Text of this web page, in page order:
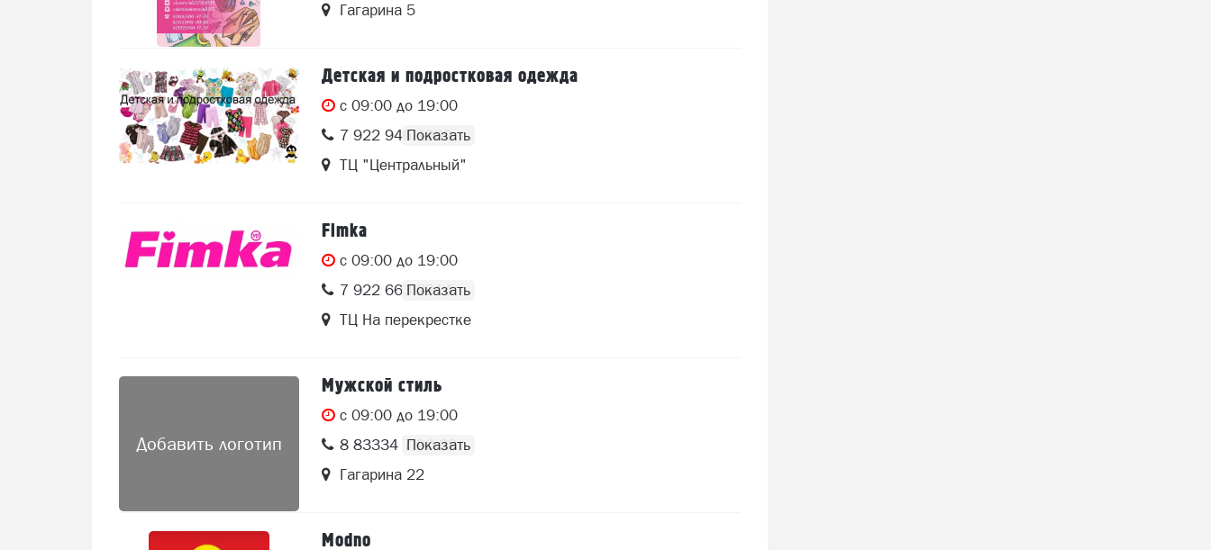
Гагарина 5
Детская и подростковая одежда
c 09:00 до 19:00
7 922 946 1989
ТЦ "Центральный"
Fimka
c 09:00 до 19:00
7 922 663 2314
ТЦ На перекрестке
Добавить логотип
Мужской стиль
c 09:00 до 19:00
8 83334 7 90 22
Гагарина 22
Modno